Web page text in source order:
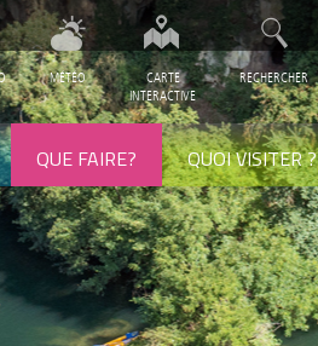
MÉTÉO
CARTE
INTERACTIVE
RECHERCHER
QUE FAIRE? QUOI VISITER ?